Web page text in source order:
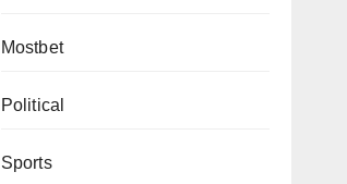
Mostbet
Political
Sports